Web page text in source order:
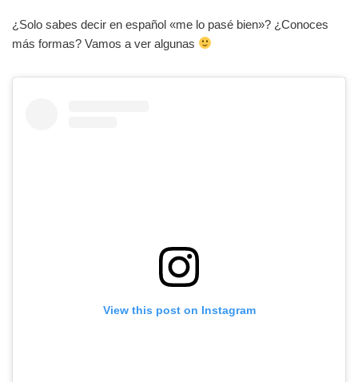
¿Solo sabes decir en español «me lo pasé bien»? ¿Conoces
más formas? Vamos a ver algunas
View this post on Instagram